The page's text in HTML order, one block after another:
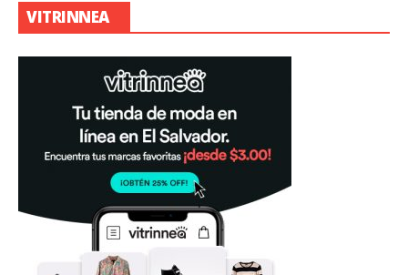
VITRINNEA